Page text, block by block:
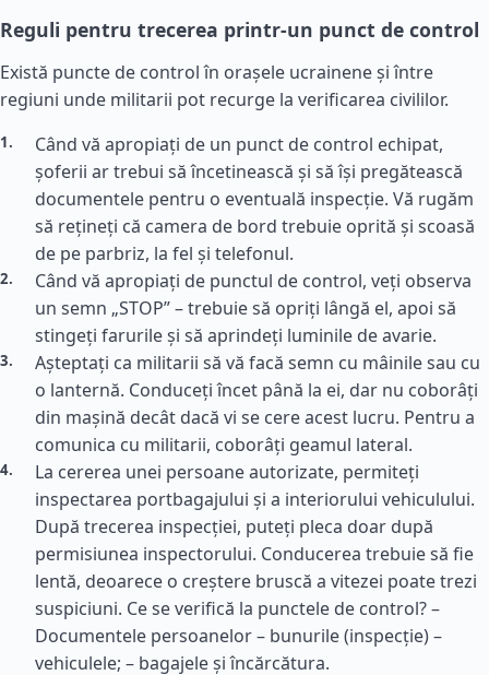
Reguli pentru trecerea printr-un punct de control
Există puncte de control în orașele ucrainene și între
regiuni unde militarii pot recurge la verificarea civililor.
Când vă apropiați de un punct de control echipat,
șoferii ar trebui să încetinească și să își pregătească
documentele pentru o eventuală inspecție. Vă rugăm
să rețineți că camera de bord trebuie oprită și scoasă
de pe parbriz, la fel și telefonul.
Când vă apropiați de punctul de control, veți observa
un semn „STOP” – trebuie să opriți lângă el, apoi să
stingeți farurile și să aprindeți luminile de avarie.
Așteptați ca militarii să vă facă semn cu mâinile sau cu
o lanternă. Conduceți încet până la ei, dar nu coborâți
din mașină decât dacă vi se cere acest lucru. Pentru a
comunica cu militarii, coborâți geamul lateral.
La cererea unei persoane autorizate, permiteți
inspectarea portbagajului și a interiorului vehiculului.
După trecerea inspecției, puteți pleca doar după
permisiunea inspectorului. Conducerea trebuie să fie
lentă, deoarece o creștere bruscă a vitezei poate trezi
suspiciuni. Ce se verifică la punctele de control? –
Documentele persoanelor – bunurile (inspecție) –
vehiculele; – bagajele și încărcătura.